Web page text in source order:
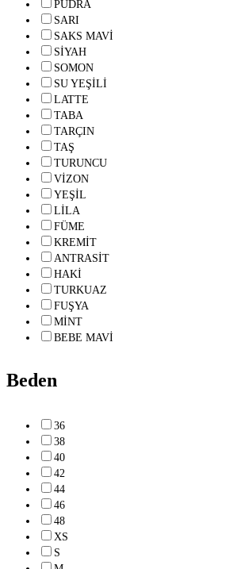
PUDRA
SARI
SAKS MAVİ
SİYAH
SOMON
SU YEŞİLİ
LATTE
TABA
TARÇIN
TAŞ
TURUNCU
VİZON
YEŞİL
LİLA
FÜME
KREMİT
ANTRASİT
HAKİ
TURKUAZ
FUŞYA
MİNT
BEBE MAVİ
Beden
36
38
40
42
44
46
48
XS
S